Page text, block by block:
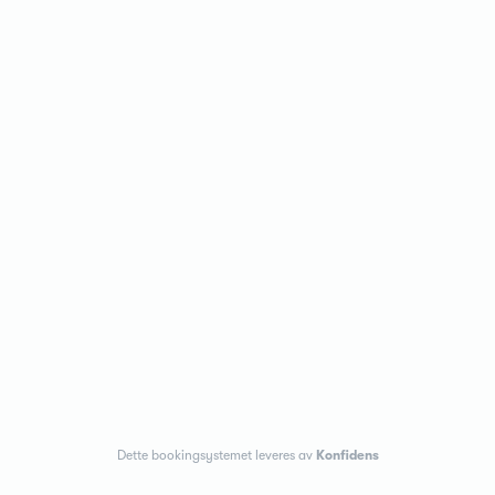
Dette bookingsystemet leveres av Konfidens